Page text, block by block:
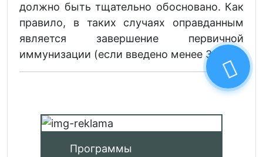
должно быть тщательно обосновано. Как
правило, в таких случаях оправданным
является завершение первичной
иммунизации (если введено менее 3 доз).
Программы